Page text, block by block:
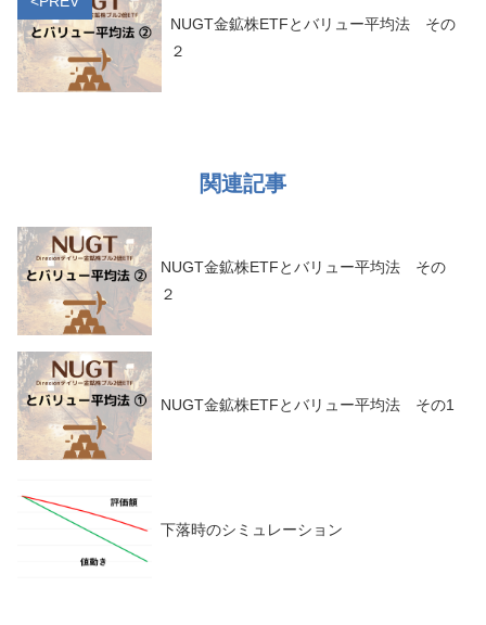
NUGT金鉱株ETFとバリュー平均法 その
２
関連記事
NUGT金鉱株ETFとバリュー平均法 その
２
NUGT金鉱株ETFとバリュー平均法 その1
下落時のシミュレーション